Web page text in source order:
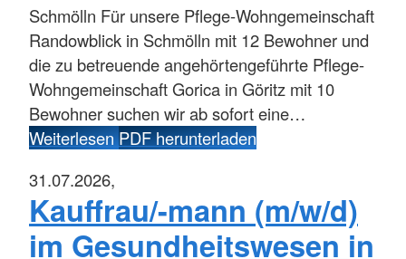
Schmölln Für unsere Pflege-Wohngemeinschaft
Randowblick in Schmölln mit 12 Bewohner und
die zu betreuende angehörtengeführte Pflege-
Wohngemeinschaft Gorica in Göritz mit 10
Bewohner suchen wir ab sofort eine…
WeiterlesenPDF herunterladen
31.07.2026,
Kauffrau/-mann (m/w/d)
im Gesundheitswesen in